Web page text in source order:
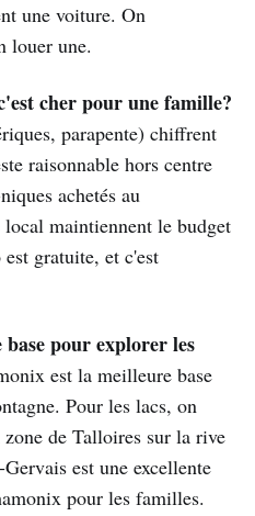
une voiture. On
louer une.
cher pour une famille?
parapente) chiffrent
raisonnable hors centre
achetés au
local maintiennent le budget
gratuite, et c'est
pour explorer les
est la meilleure base
Pour les lacs, on
de Talloires sur la rive
est une excellente
pour les familles.